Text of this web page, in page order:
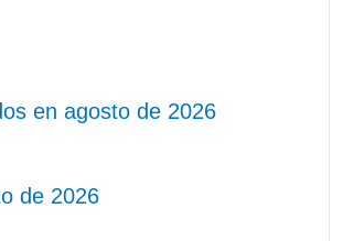
en agosto de 2026
de 2026